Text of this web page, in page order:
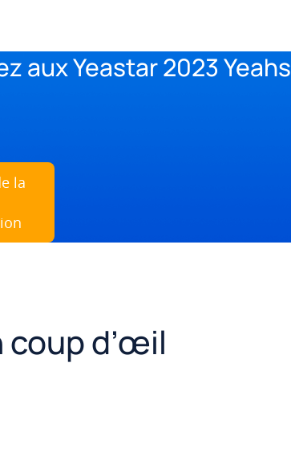
aux Yeastar 2023 Yeahs
la
coup d’œil